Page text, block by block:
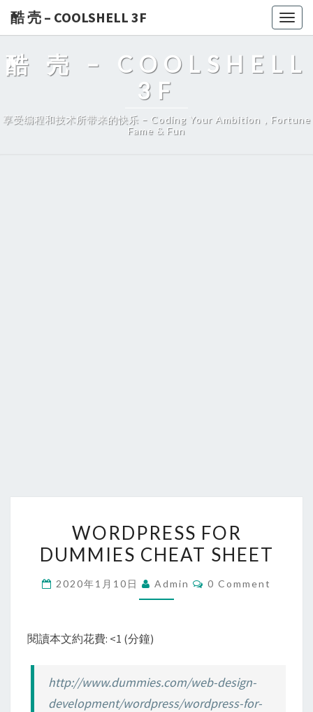
酷 壳 – COOLSHELL 3F
酷 壳 – COOLSHELL
3F
享受编程和技术所带来的快乐 – Coding Your Ambition，Fortune
Fame & Fun
FOR
DUMMIES
WORDPRESS FOR
DUMMIES CHEAT SHEET
2020年1月10日 Admin Comments
0 Comment
閱讀本文約花費: <1 (分鐘)
http://www.dummies.com/web-design-
development/wordpress/wordpress-for-